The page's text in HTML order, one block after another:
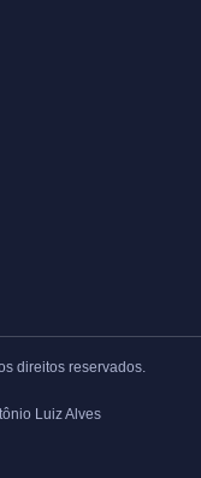
direitos reservados.
Luiz Alves